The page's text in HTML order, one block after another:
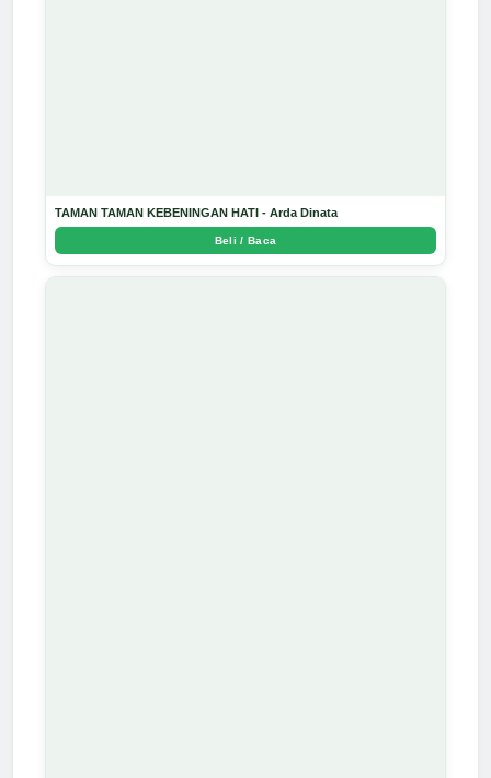
TAMAN TAMAN KEBENINGAN HATI - Arda Dinata
Beli / Baca